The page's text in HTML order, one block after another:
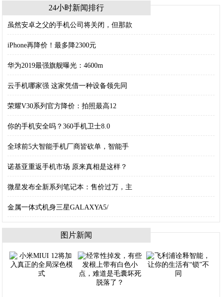
24小时新闻排行
虽然安卓之父的手机公司将关闭，但那款
iPhone再降价！最多降2300元
华为2019最强旗舰曝光：4600m
云手机哪家强 这家凭借一种设备领先同
荣耀V30系列官方降价：拍照最高12
你的手机安全吗？360手机卫士8.0
全球前5大智能手机厂商皆砍单，智能手
诺基亚重返手机市场 原来真相是这样？
微星发布全新系列笔记本：售价过万，主
金属一体式机身三星GALAXYA5/
图片新闻